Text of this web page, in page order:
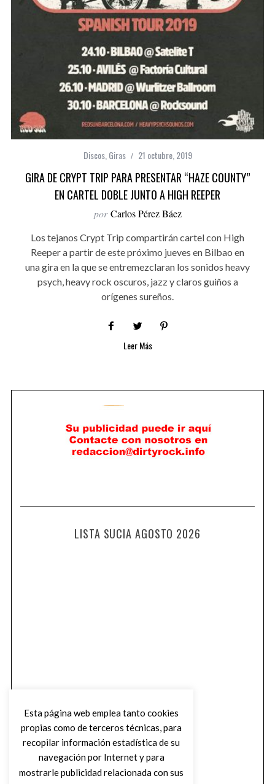
Discos, Giras 21 octubre, 2019
GIRA DE CRYPT TRIP PARA PRESENTAR “HAZE COUNTY”
EN CARTEL DOBLE JUNTO A HIGH REEPER
por Carlos Pérez Báez
Los tejanos Crypt Trip compartirán cartel con High
Reeper a partir de este próximo jueves en Bilbao en
una gira en la que se entremezclaran los sonidos heavy
psych, heavy rock oscuros, jazz y claros guiños a
orígenes sureños.
Leer Más
LISTA SUCIA AGOSTO 2026
Esta página web emplea tanto cookies
propias como de terceros técnicas, para
recopilar información estadística de su
navegación por Internet y para
mostrarle publicidad relacionada con sus